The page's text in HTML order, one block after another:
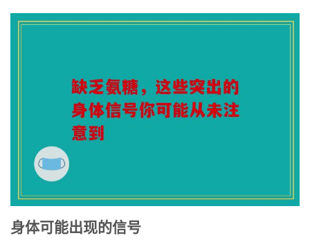
身体可能出现的信号